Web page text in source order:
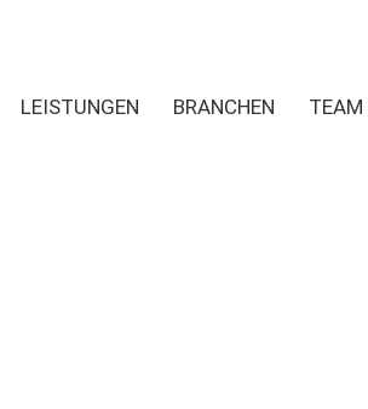
LEISTUNGEN BRANCHEN TEAM